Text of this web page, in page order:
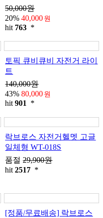
50,000원
20% 40,000 원
hit 763 *
토픽 큐비큐비 자전거 라이
트
140,000원
43% 80,000 원
hit901 *
락브로스 자전거헬멧 고글
일체형 WT-018S
품절 29,900원
hit2517 *
[정품/무료배송] 락브로스